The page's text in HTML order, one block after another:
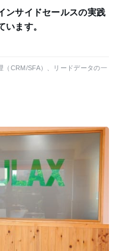
ンサイドセールスの実践
ます。
（CRM/SFA）、リードデータの一